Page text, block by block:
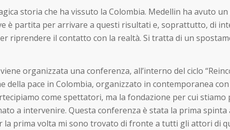
storia che ha vissuto la Colombia. Medellin ha avuto
è partita per arrivare a questi risultati e, soprattutto, di
riprendere il contatto con la realtà. Si tratta di un
organizzata una conferenza, all’interno del ciclo
pace in Colombia, organizzato in contemporanea
come spettatori, ma la fondazione per cui stiamo
a intervenire. Questa conferenza è stata la prima
la prima volta mi sono trovato di fronte a tutti gli attori di